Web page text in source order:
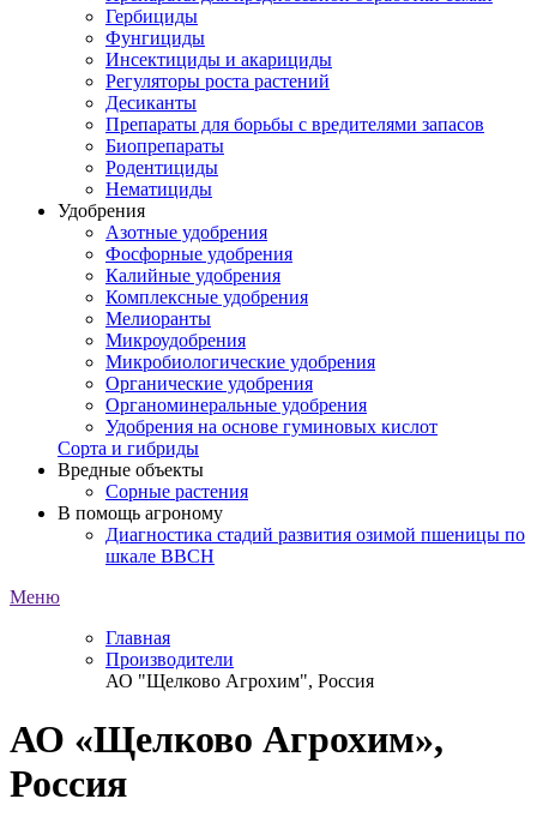
Гербициды
Фунгициды
Инсектициды и акарициды
Регуляторы роста растений
Десиканты
Препараты для борьбы с вредителями запасов
Биопрепараты
Родентициды
Нематициды
Удобрения
Азотные удобрения
Фосфорные удобрения
Калийные удобрения
Комплексные удобрения
Мелиоранты
Микроудобрения
Микробиологические удобрения
Органические удобрения
Органоминеральные удобрения
Удобрения на основе гуминовых кислот
Сорта и гибриды
Вредные объекты
Сорные растения
В помощь агроному
Диагностика стадий развития озимой пшеницы по
шкале ВВСН
Меню
Главная
Производители
АО "Щелково Агрохим", Россия
АО «Щелково Агрохим»,
Россия